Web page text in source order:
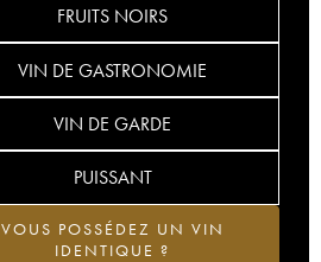
FRUITS NOIRS
VIN DE GASTRONOMIE
VIN DE GARDE
PUISSANT
VOUS POSSÉDEZ UN VIN
IDENTIQUE ?